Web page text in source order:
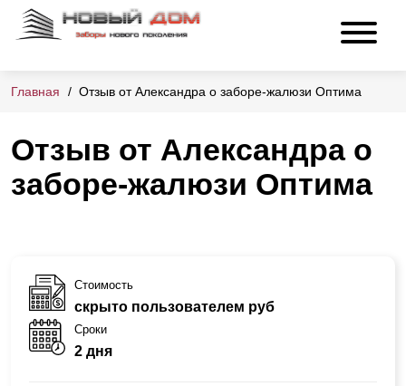
Главная Отзыв от Александра о заборе-жалюзи Оптима
Отзыв от Александра о
заборе-жалюзи Оптима
Стоимость
скрыто пользователем руб
Сроки
2 дня